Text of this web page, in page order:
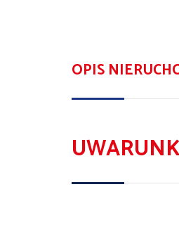
OPIS